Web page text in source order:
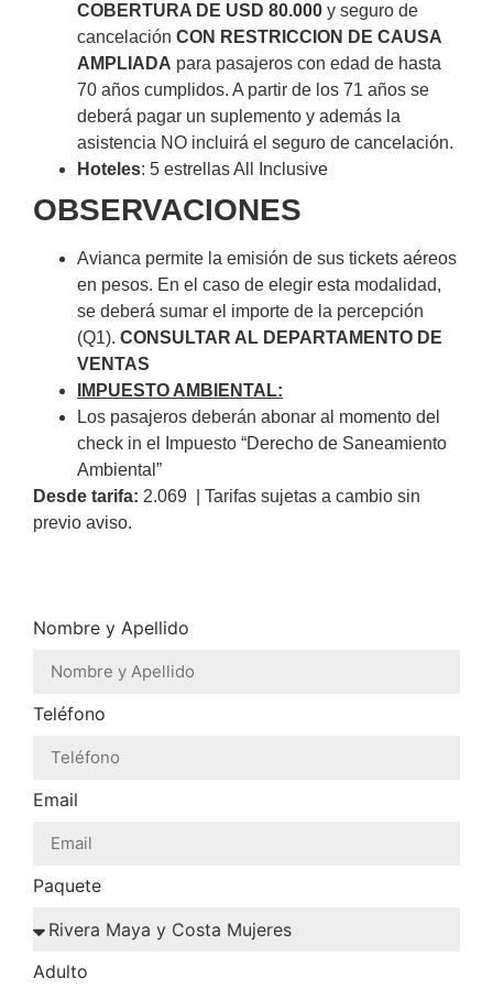
COBERTURA DE USD 80.000 y seguro de
cancelación CON RESTRICCION DE CAUSA
AMPLIADA para pasajeros con edad de hasta
70 años cumplidos. A partir de los 71 años se
deberá pagar un suplemento y además la
asistencia NO incluirá el seguro de cancelación.
Hoteles: 5 estrellas All Inclusive
OBSERVACIONES
Avianca permite la emisión de sus tickets aéreos
en pesos. En el caso de elegir esta modalidad,
se deberá sumar el importe de la percepción
(Q1). CONSULTAR AL DEPARTAMENTO DE
VENTAS
IMPUESTO AMBIENTAL:
Los pasajeros deberán abonar al momento del
check in el Impuesto “Derecho de Saneamiento
Ambiental”
Desde tarifa: 2.069 | Tarifas sujetas a cambio sin
previo aviso.
Nombre y Apellido
Teléfono
Email
Paquete
Adulto